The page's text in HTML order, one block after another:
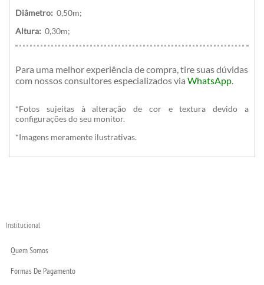
Diâmetro: 0,50m;
Altura: 0,30m;
Para uma melhor experiência de compra, tire suas dúvidas
com nossos consultores especializadosvia WhatsApp.
*Fotos sujeitas à alteração de cor e textura devido a
configurações do seu monitor.
*Imagens meramente ilustrativas.
Institucional
Quem Somos
Formas De Pagamento